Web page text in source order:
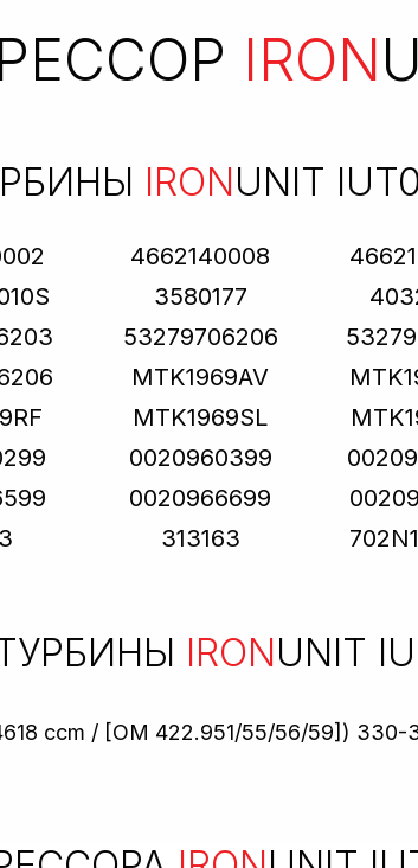
IRON
IRONUNIT
4662140008
3580177
53279706206
MTK1969AV
MTK1969SL
0020960399
0020966699
313163
IRONUNIT
ccm / [OM 422.951/55/56/59]) 330-